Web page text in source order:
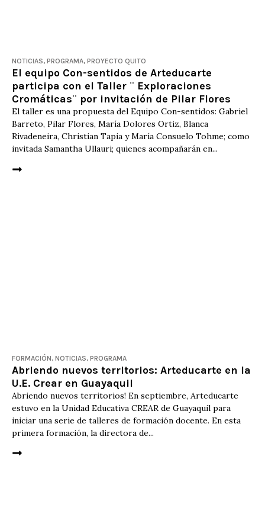
NOTICIAS, PROGRAMA, PROYECTO QUITO
El equipo Con-sentidos de Arteducarte
participa con el Taller ¨ Exploraciones
Cromáticas¨ por invitación de Pilar Flores
El taller es una propuesta del Equipo Con-sentidos: Gabriel
Barreto, Pilar Flores, María Dolores Ortiz, Blanca
Rivadeneira, Christian Tapia y María Consuelo Tohme; como
invitada Samantha Ullauri; quienes acompañarán en...
FORMACIÓN, NOTICIAS, PROGRAMA
Abriendo nuevos territorios: Arteducarte en la
U.E. Crear en Guayaquil
Abriendo nuevos territorios! En septiembre, Arteducarte
estuvo en la Unidad Educativa CREAR de Guayaquil para
iniciar una serie de talleres de formación docente. En esta
primera formación, la directora de...